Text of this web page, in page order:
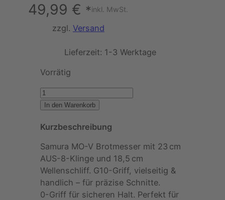
49,99 € *inkl. MwSt.
zzgl. Versand
Lieferzeit: 1-3 Werktage
Vorrätig
S
u
a
–
M
O
In den Warenkorb
Kurzbeschreibung
Samura MO-V Brotmesser mit 23 cm
AUS-8-Klinge und 18,5 cm
Wellenschliff. G10-Griff, vielseitig &
handlich – für präzise Schnitte.
0-Griff für sicheren Halt. Perfekt für